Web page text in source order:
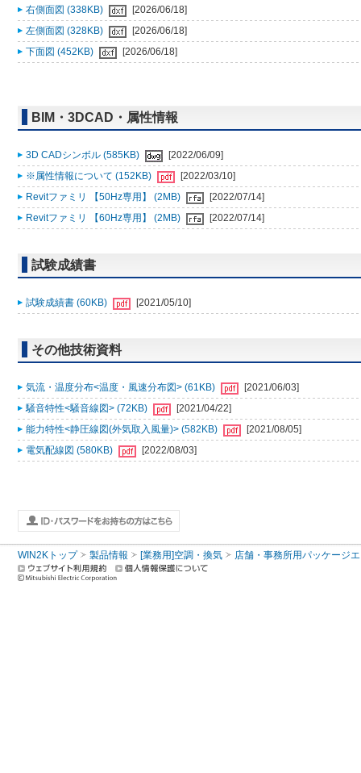
右側面図 (338KB)
[2026/06/18]
左側面図 (328KB)
[2026/06/18]
下面図 (452KB)
[2026/06/18]
BIM・3DCAD・属性情報
3D CADシンボル (585KB)
[2022/06/09]
※属性情報について (152KB)
[2022/03/10]
Revitファミリ 【50Hz専用】 (2MB)
[2022/07/14]
Revitファミリ 【60Hz専用】 (2MB)
[2022/07/14]
試験成績書
試験成績書 (60KB) [2021/05/10]
その他技術資料
気流・温度分布<温度・風速分布図> (61KB)
[2021/06/03]
騒音特性<騒音線図> (72KB)
[2021/04/22]
能力特性<静圧線図(外気取入風量)> (582KB)
[2021/08/05]
電気配線図 (580KB)
[2022/08/03]
WIN2Kトップ 製品情報 [業務用]空調・換気 店舗・事務所用パッケージ